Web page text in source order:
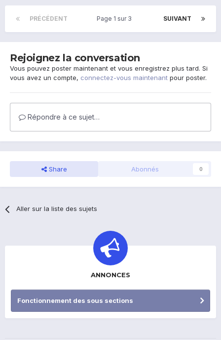
PRÉCÉDENT SUIVANT
Page 1 sur 3
Rejoignez la conversation
Vous pouvez poster maintenant et vous enregistrez plus tard. Si
vous avez un compte, connectez-vous maintenant pour poster.
Répondre à ce sujet…
Share Abonnés 0
Aller sur la liste des sujets
ANNONCES
Fonctionnement des sous sections